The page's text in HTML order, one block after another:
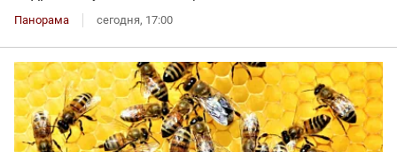
Панорама сегодня, 17:00